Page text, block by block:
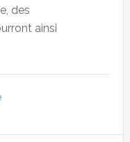
des
ainsi